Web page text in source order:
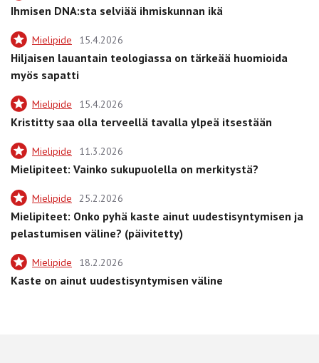
Ihmisen DNA:sta selviää ihmiskunnan ikä
Mielipide 15.4.2026
Hiljaisen lauantain teologiassa on tärkeää huomioida
myös sapatti
Mielipide 15.4.2026
Kristitty saa olla terveellä tavalla ylpeä itsestään
Mielipide 11.3.2026
Mielipiteet: Vainko sukupuolella on merkitystä?
Mielipide 25.2.2026
Mielipiteet: Onko pyhä kaste ainut uudestisyntymisen ja
pelastumisen väline? (päivitetty)
Mielipide 18.2.2026
Kaste on ainut uudestisyntymisen väline